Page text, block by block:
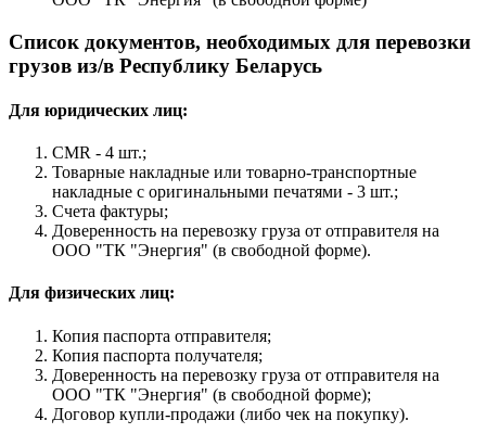
Список документов, необходимых для перевозки
грузов из/в Республику Беларусь
Для юридических лиц:
CMR - 4 шт.;
Товарные накладные или товарно-транспортные
накладные с оригинальными печатями - 3 шт.;
Счета фактуры;
Доверенность на перевозку груза от отправителя на
ООО "ТК "Энергия" (в свободной форме).
Для физических лиц:
Копия паспорта отправителя;
Копия паспорта получателя;
Доверенность на перевозку груза от отправителя на
ООО "ТК "Энергия" (в свободной форме);
Договор купли-продажи (либо чек на покупку).